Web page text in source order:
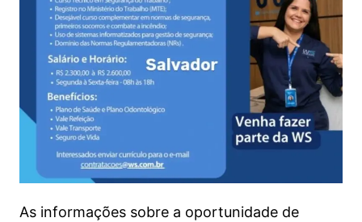
As informações sobre a oportunidade de